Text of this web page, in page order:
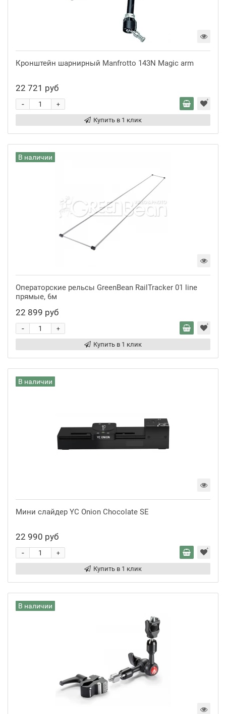
Кронштейн шарнирный Manfrotto 143N Magic arm
22 721 руб
+
-
Купить в 1 клик
В наличии
Операторские рельсы GreenBean RailTracker 01 line
прямые, 6м
22 899 руб
+
-
Купить в 1 клик
В наличии
Мини слайдер YC Onion Chocolate SE
22 990 руб
+
-
Купить в 1 клик
В наличии